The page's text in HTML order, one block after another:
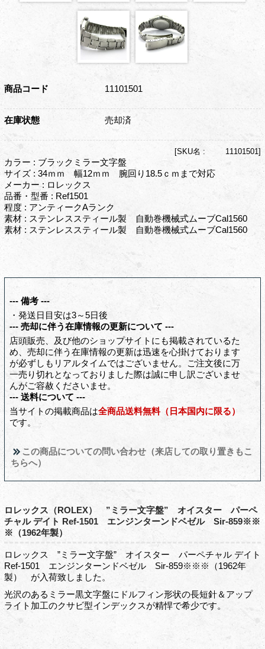
商品コード 11101501
在庫状態 売却済
[SKU名 : 11101501]
カラー : ブラックミラー文字盤
サイズ : 34ｍｍ 幅12ｍｍ 腕回り18.5ｃｍまで対応
メーカー : ロレックス
品番・型番 : Ref1501
程度 : アンティークAランク
素材 : ステンレススティール製 自動巻機械式ムーブCal1560
素材 : ステンレススティール製 自動巻機械式ムーブCal1560
--- 備考 ---
・発送日目安は3～5日後
--- 売却に伴う在庫情報の更新について ---
店頭販売、及び他のショップサイトにも掲載されているた
め、売却に伴う在庫情報の更新は迅速を心掛けております
が必ずしもリアルタイムではございません。ご注文後に万
一売り切れとなっておりました際は誠に申し訳ございませ
んがご容赦くださいませ。
--- 送料について ---
当サイトの掲載商品は全商品送料無料（日本国内に限る）
です。
この商品についての問い合わせ（来店しての取り置きもこ
ちらへ）
ロレックス（ROLEX） ”ミラー文字盤” オイスター パーペ
チャル デイト Ref-1501 エンジンターンドベゼル Sir-859※※
※（1962年製）
ロレックス ”ミラー文字盤” オイスター パーペチャル デイト
Ref-1501 エンジンターンドベゼル Sir-859※※※（1962年
製） が入荷致しました。
光沢のあるミラー黒文字盤にドルフィン形状の長短針＆アップ
ライト加工のクサビ型インデックスが精悍で希少です。